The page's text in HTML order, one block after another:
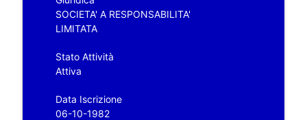
SOCIETA' A RESPONSABILITA'
LIMITATA
Stato Attività
Attiva
Data Iscrizione
06-10-1982